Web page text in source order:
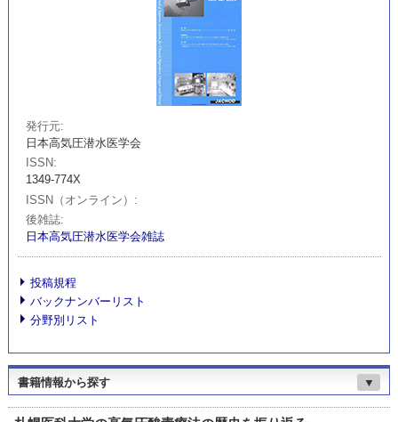
発行元
日本高気圧潜水医学会
ISSN
1349-774X
ISSN（オンライン）
後雑誌
日本高気圧潜水医学会雑誌
投稿規程
バックナンバーリスト
分野別リスト
書籍情報から探す ▼